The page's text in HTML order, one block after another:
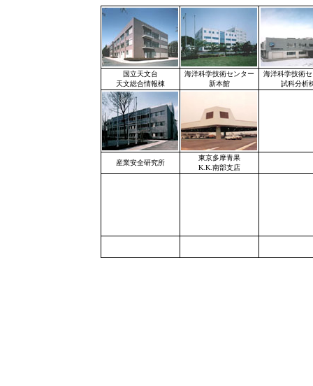
国立天文台
天文総合情報棟
海洋科学技術センター
新本館
海洋科学技術
試科分析
産業安全研究所
東京多摩青果
K.K.南部支店